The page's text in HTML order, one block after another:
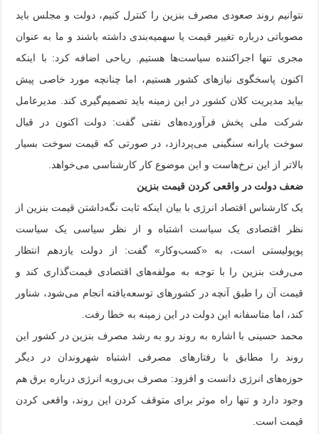
نتوانیم روند صعودی مصرف بنزین را کنترل کنیم، دولت و مجلس باید
مصوباتی درباره تغییر قیمت یا سهمیه‌بندی داشته باشند و ما به عنوان
مجری تنها اجراکننده سیاست‌ها هستیم. ریاحی اضافه کرد: با اینکه
اکنون پاسخگوی نیازهای کشور هستیم، اما چنانچه مورد خاصی پیش
بیاید مدیریت کلان کشور در این زمینه باید تصمیم‌گیری کند. مدیرعامل
شرکت ملی پخش فرآورده‌های نفتی گفت: دولت اکنون در قبال
سوخت یارانه سنگینی می‌پردازد، در صورتی که قیمت سوخت بسیار
بالاتر از این نرخ‌هاست و این موضوع کار کارشناسی می‌خواهد.
ضعف دولت در واقعی کردن قیمت بنزین
یک کارشناس اقتصاد انرژی با بیان اینکه ثابت نگه‌داشتن قیمت بنزین از
نظر اقتصادی یک سیاست اشتباه و از نظر سیاسی یک سیاست
پوپولیستی است، به «کسب‌وکار» گفت: از دولت یازدهم انتظار
می‌رفت بنزین را با توجه به مولفه‌های اقتصادی قیمت‌گذاری کند و
قیمت آن را طبق آنچه در کشورهای توسعه‌یافته انجام می‌شود، شناور
کند، اما متاسفانه این دولت در این زمینه به خطا رفت.
محمد حسینی با اشاره به روند رو به رشد مصرف بنزین در کشور این
روند را مطابق با رفتارهای مصرفی اشتباه شهروندان در دیگر
حوزه‌های انرژی دانست و افزود: مصرف بی‌رویه انرژی درباره برق هم
وجود دارد و تنها راه موثر برای متوقف کردن این روند، واقعی کردن
قیمت است.